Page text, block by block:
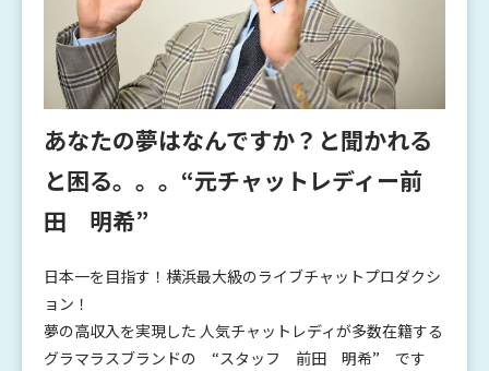
あなたの夢はなんですか？と聞かれる
と困る。。。“元チャットレディー前
田 明希”
日本一を目指す！横浜最大級のライブチャットプロダクシ
ョン！
夢の高収入を実現した 人気チャットレディが多数在籍する
グラマラスブランドの “スタッフ 前田 明希” です